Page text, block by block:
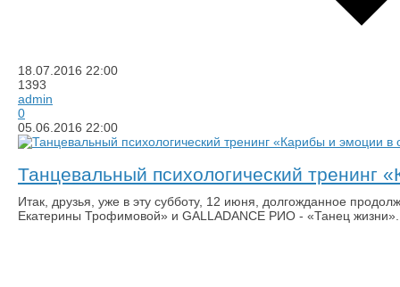
18.07.2016 22:00
1393
admin
0
05.06.2016 22:00
Танцевальный психологический тренинг
Итак, друзья, уже в эту субботу, 12 июня, долгожданное
Екатерины Трофимовой» и GALLADANCE РИО - «Танец жизни».